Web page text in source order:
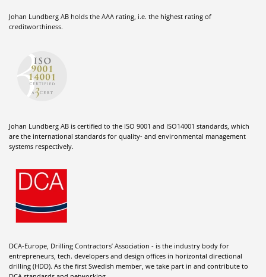
Johan Lundberg AB holds the AAA rating, i.e. the highest rating of
creditworthiness.
Johan Lundberg AB is certified to the ISO 9001 and ISO14001 standards, which
are the international standards for quality- and environmental management
systems respectively.
DCA-Europe, Drilling Contractors’ Association - is the industry body for
entrepreneurs, tech. developers and design offices in horizontal directional
drilling (HDD). As the first Swedish member, we take part in and contribute to